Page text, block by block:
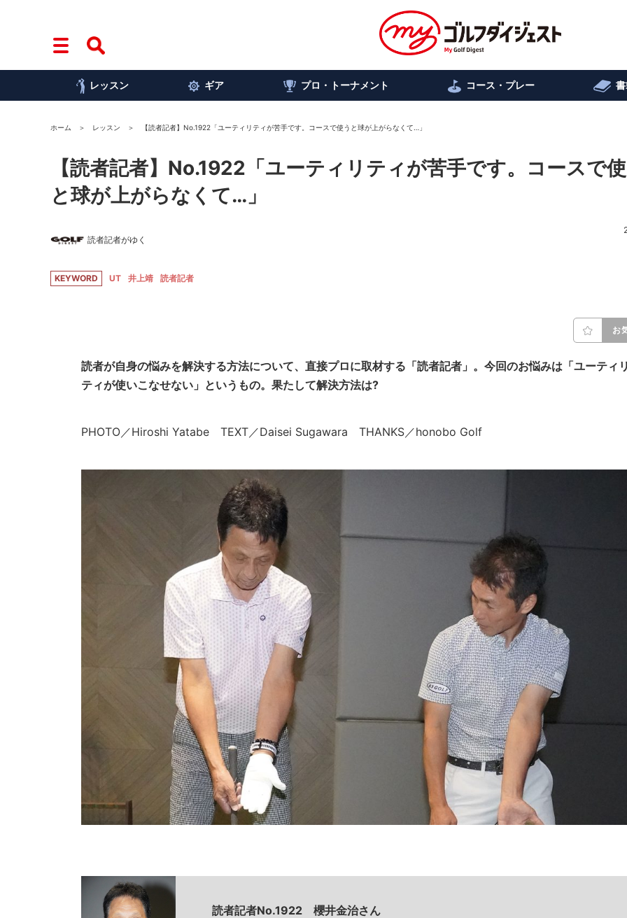
レッスン ギア プロ・トーナメント コース・プレー
ホーム レッスン 【読者記者】No.1922「ユーティリティが苦手です。コースで使うと球が上がらなくて…」
【読者記者】No.1922「ユーティリティが苦手です。コースで
と球が上がらなくて…」
読者記者がゆく
KEYWORD UT 井上靖 読者記者
お
読者が自身の悩みを解決する方法について、直接プロに取材する「読者記者」。今回のお悩みは「ユーティ
ティが使いこなせない」というもの。果たして解決方法は?
PHOTO／Hiroshi Yatabe TEXT／Daisei Sugawara THANKS／honobo Golf
読者記者No.1922 櫻井金治さん